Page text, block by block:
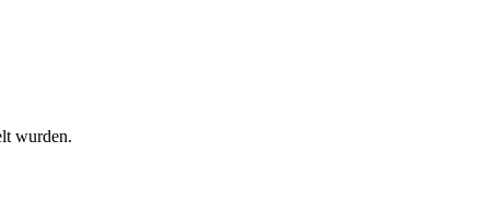
wurden.